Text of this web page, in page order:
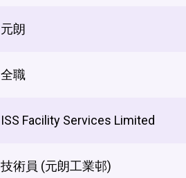
元朗
全職
ISS Facility Services Limited
技術員 (元朗工業邨)